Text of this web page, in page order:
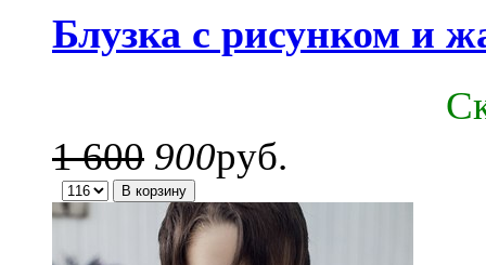
Блузка с рисунком и
1 600 900руб.